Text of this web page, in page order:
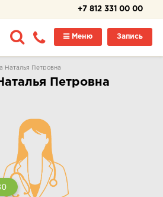
+7 812 331 00 00
Запись
Меню
Наталья Петровна
Петровна